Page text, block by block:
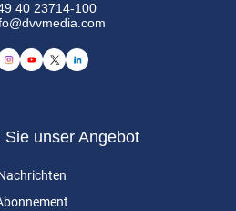
40 23714-100
Sie unser Angebot